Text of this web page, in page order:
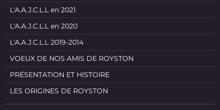
L'A.A.J.C.L.L en 2021
L'A.A.J.C.L.L en 2020
L'A.A.J.C.L.L 2019-2014
VOEUX DE NOS AMIS DE ROYSTON
PRÉSENTATION ET HISTOIRE
LES ORIGINES DE ROYSTON